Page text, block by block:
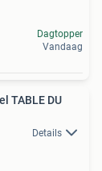
Dagtopper
Vandaag
TABLE DU
Details